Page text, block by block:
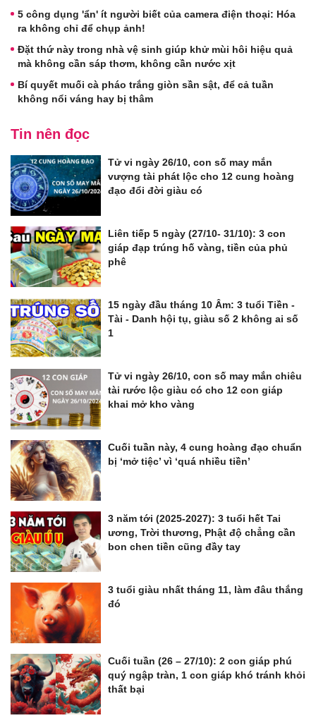
5 công dụng 'ẩn' ít người biết của camera điện thoại: Hóa
ra không chỉ để chụp ảnh!
Đặt thứ này trong nhà vệ sinh giúp khử mùi hôi hiệu quả
mà không cần sáp thơm, không cần nước xịt
Bí quyết muối cà pháo trắng giòn sần sật, để cả tuần
không nổi váng hay bị thâm
Tin nên đọc
Tử vi ngày 26/10, con số may mắn
vượng tài phát lộc cho 12 cung hoàng
đạo đổi đời giàu có
Liên tiếp 5 ngày (27/10- 31/10): 3 con
giáp đạp trúng hố vàng, tiền của phủ
phê
15 ngày đầu tháng 10 Âm: 3 tuổi Tiền -
Tài - Danh hội tụ, giàu số 2 không ai số
1
Tử vi ngày 26/10, con số may mắn chiêu
tài rước lộc giàu có cho 12 con giáp
khai mở kho vàng
Cuối tuần này, 4 cung hoàng đạo chuẩn
bị ‘mở tiệc’ vì ‘quá nhiều tiền’
3 năm tới (2025-2027): 3 tuổi hết Tai
ương, Trời thương, Phật độ chẳng cần
bon chen tiền cũng đầy tay
3 tuổi giàu nhất tháng 11, làm đâu thắng
đó
Cuối tuần (26 – 27/10): 2 con giáp phú
quý ngập tràn, 1 con giáp khó tránh khỏi
thất bại